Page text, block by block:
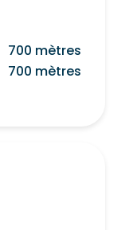
700 mètres
700 mètres